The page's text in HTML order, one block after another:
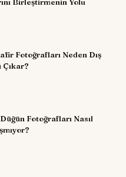
Birleştirmenin Yolu
Fotoğrafları Neden Dış
Fotoğrafları Nasıl